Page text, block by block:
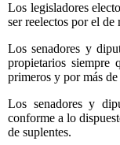
Los legisladores
ser reelectos por el
Los senadores y
propietarios siempre
primeros y por más
Los senadores y
conforme a lo
de suplentes.